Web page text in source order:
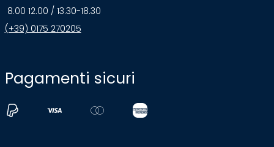
8.00 12.00 / 13.30-18.30
(+39) 0175 270205
Pagamenti sicuri